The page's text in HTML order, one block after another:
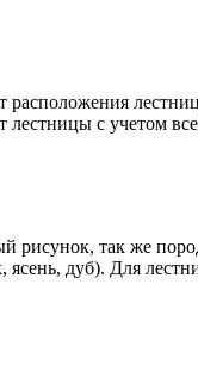
расположения
с учетом
рисунок, так же
ясень, дуб). Для